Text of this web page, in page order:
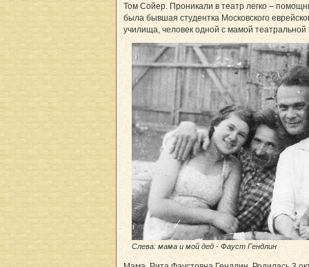
Том Сойер. Проникали в театр легко –
была бывшая студентка Московского
училища, человек одной с мамой
Слева: мама и мой дед - Фауст Гендлин